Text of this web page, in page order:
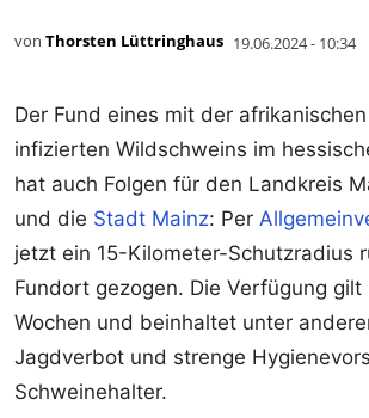
von Thorsten Lüttringhaus 19.06.2024 - 10:34
Der Fund eines mit der
infizierten Wildschweins im
hat auch Folgen für den Landkreis
und die Stadt Mainz: Per
jetzt ein 15-Kilometer-Schutzradius
Fundort gezogen. Die Verfügung
Wochen und beinhaltet unter
Jagdverbot und strenge
Schweinehalter.